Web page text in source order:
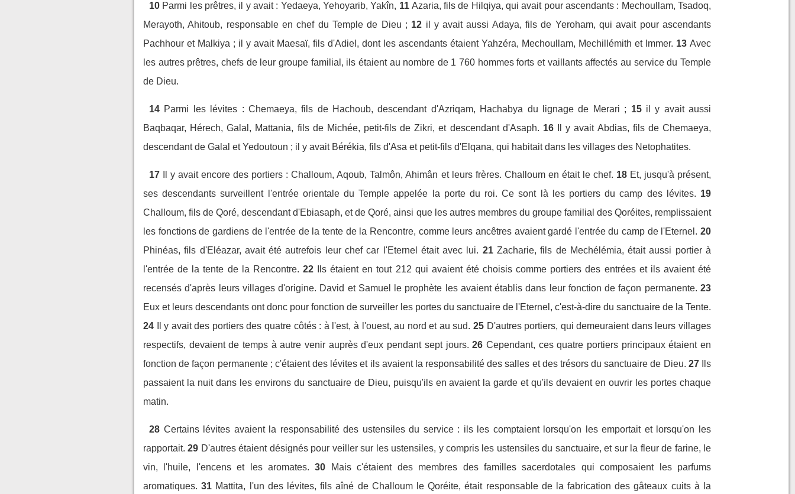
10 Parmi les prêtres, il y avait : Yedaeya, Yehoyarib, Yakîn, 11 Azaria, fils de Hilqiya, qui avait pour ascendants : Mechoullam, Tsadoq,
Merayoth, Ahitoub, responsable en chef du Temple de Dieu ; 12 il y avait aussi Adaya, fils de Yeroham, qui avait pour ascendants
Pachhour et Malkiya ; il y avait Maesaï, fils d'Adiel, dont les ascendants étaient Yahzéra, Mechoullam, Mechillémith et Immer. 13 Avec
les autres prêtres, chefs de leur groupe familial, ils étaient au nombre de 1 760 hommes forts et vaillants affectés au service du Temple
de Dieu.
14 Parmi les lévites : Chemaeya, fils de Hachoub, descendant d'Azriqam, Hachabya du lignage de Merari ; 15 il y avait aussi
Baqbaqar, Hérech, Galal, Mattania, fils de Michée, petit-fils de Zikri, et descendant d'Asaph. 16
Il y avait Abdias, fils de Chemaeya,
descendant de Galal et Yedoutoun ; il y avait Bérékia, fils d'Asa et petit-fils d'Elqana, qui habitait dans les villages des Netophatites.
17 Il y avait encore des portiers : Challoum, Aqoub, Talmôn, Ahimân et leurs frères. Challoum en était le chef. 18 Et, jusqu'à présent,
ses descendants surveillent l'entrée orientale du Temple appelée la porte du roi. Ce sont là les portiers du camp des lévites. 19
Challoum, fils de Qoré, descendant d'Ebiasaph, et de Qoré, ainsi que les autres membres du groupe familial des Qoréites, remplissaient
les fonctions de gardiens de l'entrée de la tente de la Rencontre, comme leurs ancêtres avaient gardé l'entrée du camp de l'Eternel. 20
Phinéas, fils d'Eléazar, avait été autrefois leur chef car l'Eternel était avec lui. 21 Zacharie, fils de Mechélémia, était aussi portier à
l'entrée de la tente de la Rencontre. 22
Ils étaient en tout 212 qui avaient été choisis comme portiers des entrées et ils avaient été
recensés d'après leurs villages d'origine. David et Samuel le prophète les avaient établis dans leur fonction de façon permanente. 23
Eux et leurs descendants ont donc pour fonction de surveiller les portes du sanctuaire de l'Eternel, c'est-à-dire du sanctuaire de la Tente.
24
Il y avait des portiers des quatre côtés : à l'est, à l'ouest, au nord et au sud. 25 D'autres portiers, qui demeuraient dans leurs villages
respectifs, devaient de temps à autre venir auprès d'eux pendant sept jours. 26 Cependant, ces quatre portiers principaux étaient en
fonction de façon permanente ; c'étaient des lévites et ils avaient la responsabilité des salles et des trésors du sanctuaire de Dieu. 27
Ils
passaient la nuit dans les environs du sanctuaire de Dieu, puisqu'ils en avaient la garde et qu'ils devaient en ouvrir les portes chaque
matin.
28 Certains lévites avaient la responsabilité des ustensiles du service : ils les comptaient lorsqu'on les emportait et lorsqu'on les
rapportait. 29 D'autres étaient désignés pour veiller sur les ustensiles, y compris les ustensiles du sanctuaire, et sur la fleur de farine, le
vin, l'huile, l'encens et les aromates.
30
Mais c'étaient des membres des familles sacerdotales qui composaient les parfums
aromatiques. 31 Mattita, l'un des lévites, fils aîné de Challoum le Qoréite, était responsable de la fabrication des gâteaux cuits à la